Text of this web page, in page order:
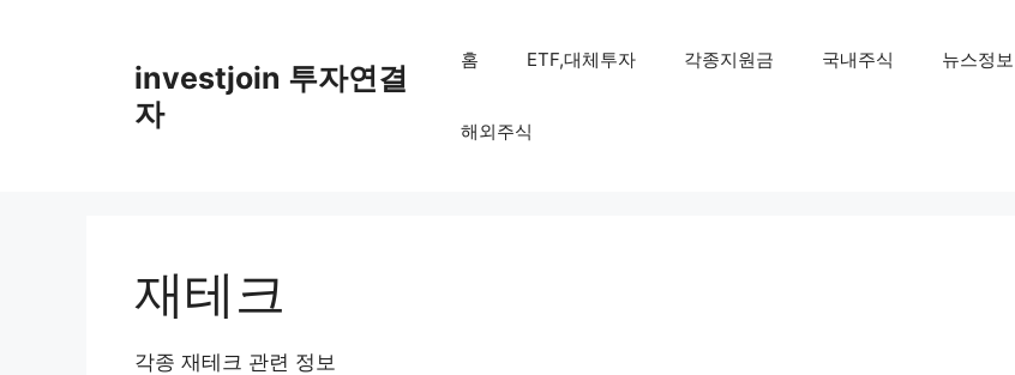
investjoin 투자연결
자
홈 ETF,대체투자 각종지원금 국내주식 뉴스정보
해외주식
재테크
각종 재테크 관련 정보